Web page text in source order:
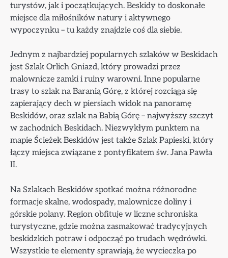
turystów, jak i początkujących. Beskidy to doskonałe
miejsce dla miłośników natury i aktywnego
wypoczynku – tu każdy znajdzie coś dla siebie.
Jednym z najbardziej popularnych szlaków w Beskidach
jest Szlak Orlich Gniazd, który prowadzi przez
malownicze zamki i ruiny warowni. Inne popularne
trasy to szlak na Baranią Górę, z której rozciąga się
zapierający dech w piersiach widok na panoramę
Beskidów, oraz szlak na Babią Górę – najwyższy szczyt
w zachodnich Beskidach. Niezwykłym punktem na
mapie Ścieżek Beskidów jest także Szlak Papieski, który
łączy miejsca związane z pontyfikatem św. Jana Pawła
II.
Na Szlakach Beskidów spotkać można różnorodne
formacje skalne, wodospady, malownicze doliny i
górskie polany. Region obfituje w liczne schroniska
turystyczne, gdzie można zasmakować tradycyjnych
beskidzkich potraw i odpocząć po trudach wędrówki.
Wszystkie te elementy sprawiają, że wycieczka po